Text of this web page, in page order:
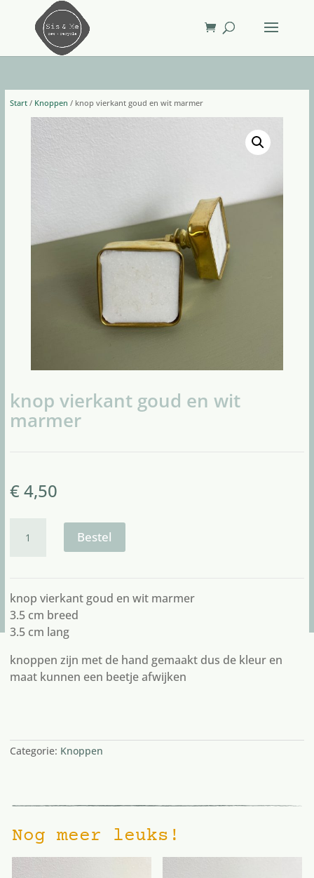
Start/ Knoppen / knop vierkant goud en wit marmer
knop vierkant goud en wit
marmer
€4,50
vierkant
aantal
Bestel
knop vierkant goud en wit marmer
3.5 cm breed
3.5 cm lang
knoppen zijn met de hand gemaakt dus de kleur en
maat kunnen een beetje afwijken
Categorie: Knoppen
Nog meer leuks!